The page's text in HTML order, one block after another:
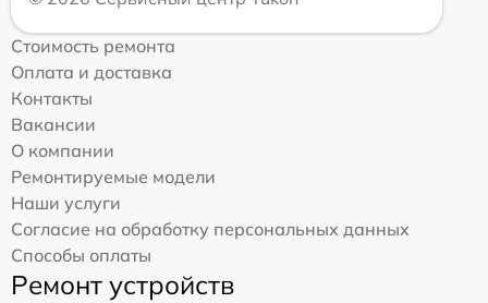
Стоимость ремонта
Оплата и доставка
Контакты
Вакансии
О компании
Ремонтируемые модели
Наши услуги
Согласие на обработку персональных данных
Способы оплаты
Ремонт устройств